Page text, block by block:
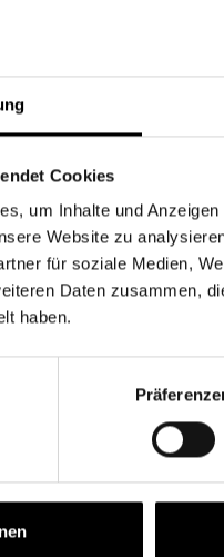
Cookies
um Inhalte und
Website zu
für soziale Medien,
Daten zusammen,
haben.